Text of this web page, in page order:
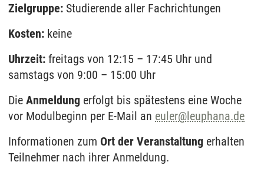
Zielgruppe: Studierende aller Fachrichtungen
Kosten: keine
Uhrzeit: freitags von 12:15 – 17:45 Uhr und
samstags von 9:00 – 15:00 Uhr
Die Anmeldung erfolgt bis spätestens eine Woche
vor Modulbeginn per E-Mail an euler@leuphana.de
Informationen zum Ort der Veranstaltung erhalten
Teilnehmer nach ihrer Anmeldung.